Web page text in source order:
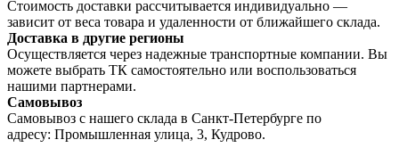
Стоимость доставки рассчитывается индивидуально —
зависит от веса товара и удаленности от ближайшего склада.
Доставка в другие регионы
Осуществляется через надежные транспортные компании. Вы
можете выбрать ТК самостоятельно или воспользоваться
нашими партнерами.
Самовывоз
Самовывоз с нашего склада в Санкт-Петербурге по
адресу: Промышленная улица, 3, Кудрово.